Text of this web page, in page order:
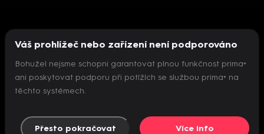
Nepodařilo se inicializovat přehrávač
Váš prohlížeč nebo zařízení není podporováno
Bohužel nejsme schopni garantovat plnou funkčnost prima+
ani poskytovat podporu při potížích se službou prima+ na
těchto systémech.
Přesto pokračovat Více info